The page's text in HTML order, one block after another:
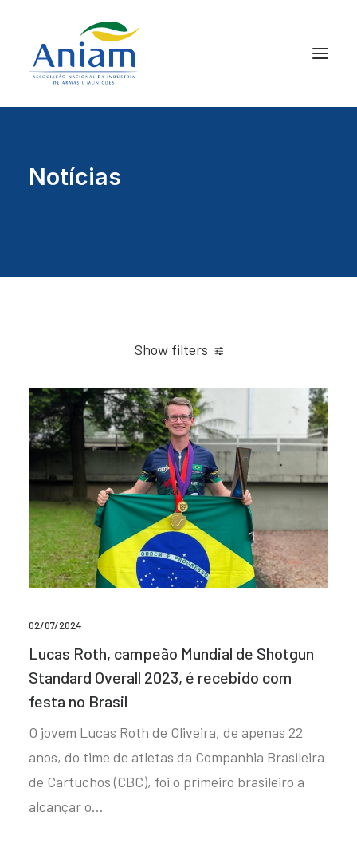
Notícias
Show filters
02/07/2024
Lucas Roth, campeão Mundial de Shotgun
Standard Overall 2023, é recebido com
festa no Brasil
O jovem Lucas Roth de Oliveira, de apenas 22
anos, do time de atletas da Companhia Brasileira
de Cartuchos (CBC), foi o primeiro brasileiro a
alcançar o…